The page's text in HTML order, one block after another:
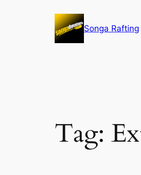
Songa Rafting
Tag: